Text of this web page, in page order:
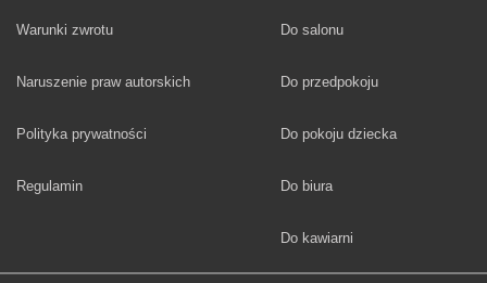
Warunki zwrotu
Naruszenie praw autorskich
Polityka prywatności
Regulamin
Fototapety
Do salonu
Fototapety
Do przedpokoju
Fototapety
Do pokoju dziecka
Fototapety
Do biura
Fototapety
Do kawiarni